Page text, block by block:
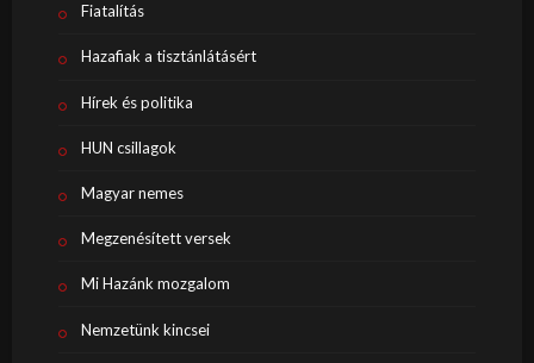
Fiatalítás
Hazafiak a tisztánlátásért
Hírek és politika
HUN csillagok
Magyar nemes
Megzenésített versek
Mi Hazánk mozgalom
Nemzetünk kincsei